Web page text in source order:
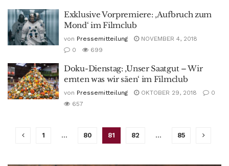
Exklusive Vorpremiere: ‚Aufbruch zum
Mond‘ im Filmclub
von Pressemitteilung
NOVEMBER 4, 2018
0
699
Doku-Dienstag: ‚Unser Saatgut – Wir
ernten was wir säen‘ im Filmclub
von Pressemitteilung OKTOBER 29, 2018
0
657
1 … 80 81 82 … 85